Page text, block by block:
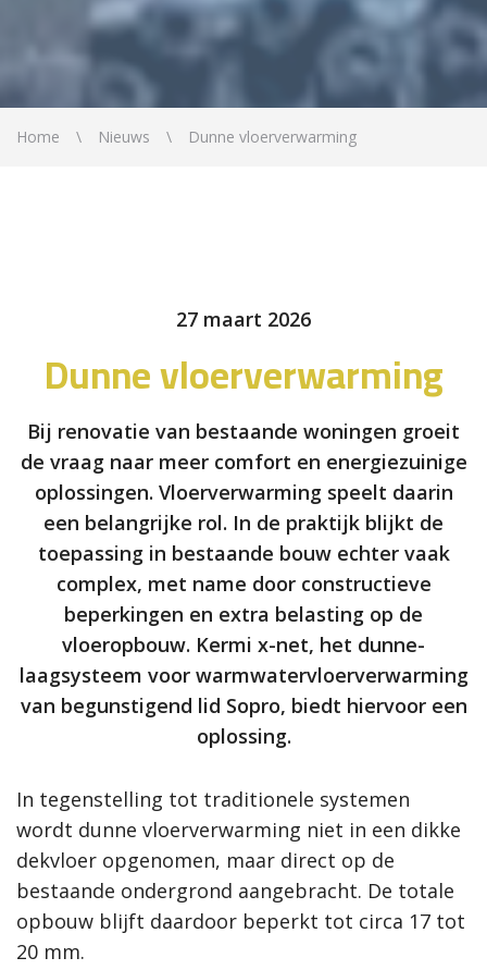
Home Nieuws Dunne vloerverwarming
27 maart 2026
Dunne vloerverwarming
Bij renovatie van bestaande woningen groeit
de vraag naar meer comfort en energiezuinige
oplossingen. Vloerverwarming speelt daarin
een belangrijke rol. In de praktijk blijkt de
toepassing in bestaande bouw echter vaak
complex, met name door constructieve
beperkingen en extra belasting op de
vloeropbouw. Kermi x-net, het dunne-
laagsysteem voor warmwatervloerverwarming
van begunstigend lid Sopro, biedt hiervoor een
oplossing.
In tegenstelling tot traditionele systemen
wordt dunne vloerverwarming niet in een dikke
dekvloer opgenomen, maar direct op de
bestaande ondergrond aangebracht. De totale
opbouw blijft daardoor beperkt tot circa 17 tot
20 mm.